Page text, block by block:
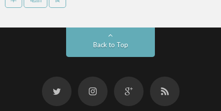
Back to Top